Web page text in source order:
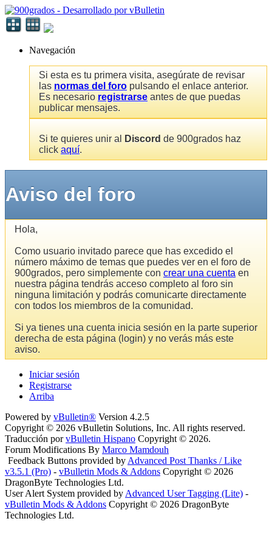
Navegación
Si esta es tu primera visita, asegúrate de revisar
las normas del foro pulsando el enlace anterior.
Es necesario registrarse antes de que puedas
publicar mensajes.
Si te quieres unir al Discord de 900grados haz
click aquí.
Aviso del foro
Hola,
Como usuario invitado parece que has excedido el
número máximo de temas que puedes ver en el foro de
900grados, pero simplemente con crear una cuenta en
nuestra página tendrás acceso completo al foro sin
ninguna limitación y podrás comunicarte directamente
con todos los miembros de la comunidad.
Si ya tienes una cuenta inicia sesión en la parte superior
derecha de esta página (login) y no verás más este
aviso.
Iniciar sesión
Registrarse
Arriba
Powered by vBulletin® Version 4.2.5
Copyright © 2026 vBulletin Solutions, Inc. All rights reserved.
Traducción porvBulletin Hispano Copyright © 2026.
Forum Modifications By Marco Mamdouh
Feedback Buttons provided by Advanced Post Thanks / Like
v3.5.1 (Pro) - vBulletin Mods & Addons Copyright © 2026
DragonByte Technologies Ltd.
User Alert System provided by Advanced User Tagging (Lite) -
vBulletin Mods & Addons Copyright © 2026 DragonByte
Technologies Ltd.